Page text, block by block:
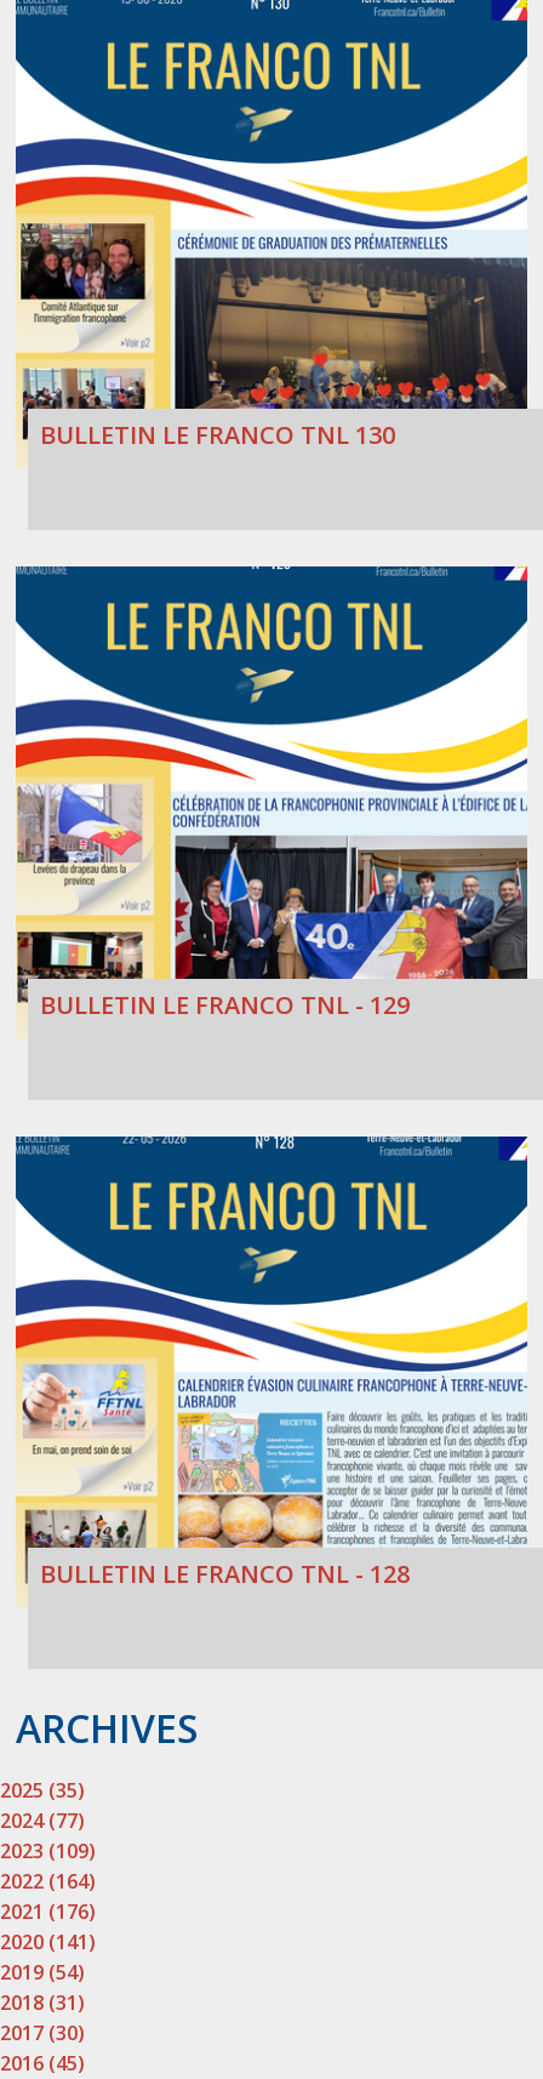
BULLETIN LE FRANCO TNL 130
BULLETIN LE FRANCO TNL - 129
BULLETIN LE FRANCO TNL - 128
ARCHIVES
2025 (35)
2024 (77)
2023 (109)
2022 (164)
2021 (176)
2020 (141)
2019 (54)
2018 (31)
2017 (30)
2016 (45)